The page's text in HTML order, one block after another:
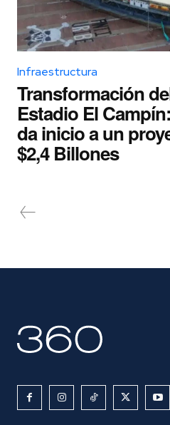
Infraestructura
Transformación
Estadio El
da inicio a un
$2,4 Billones